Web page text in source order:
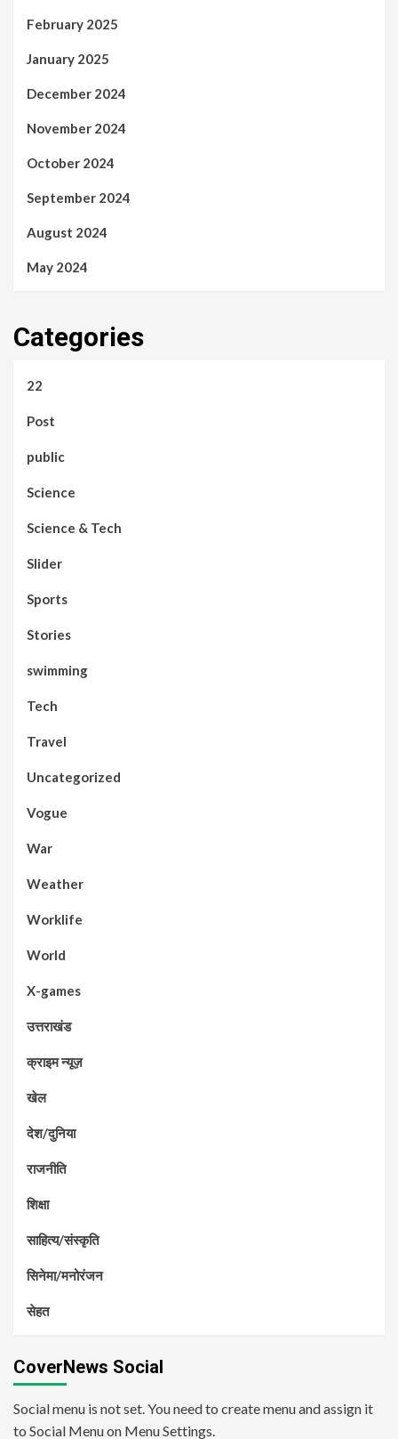
February 2025
January 2025
December 2024
November 2024
October 2024
September 2024
August 2024
May 2024
Categories
22
Post
public
Science
Science & Tech
Slider
Sports
Stories
swimming
Tech
Travel
Uncategorized
Vogue
War
Weather
Worklife
World
X-games
उत्तराखंड
क्राइम न्यूज़
खेल
देश/दुनिया
राजनीति
शिक्षा
साहित्य/संस्कृति
सिनेमा/मनोरंजन
सेहत
CoverNews Social
Social menu is not set. You need to create menu and assign it
to Social Menu on Menu Settings.